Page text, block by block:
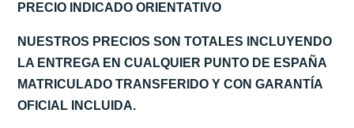
PRECIO INDICADO ORIENTATIVO
NUESTROS PRECIOS SON TOTALES INCLUYENDO
LA ENTREGA EN CUALQUIER PUNTO DE ESPAÑA
MATRICULADO TRANSFERIDO Y CON GARANTÍA
OFICIAL INCLUIDA.